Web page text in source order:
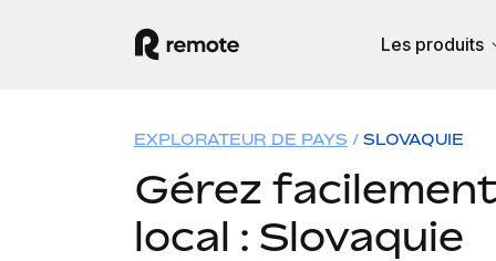
Les produits
EXPLORATEUR DE PAYS SLOVAQUIE
Gérez facilement
local : Slovaquie